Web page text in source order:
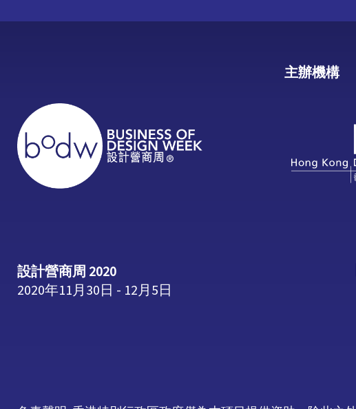
主辦機構
設計營商周 2020
2020年11月30日 - 12月5日